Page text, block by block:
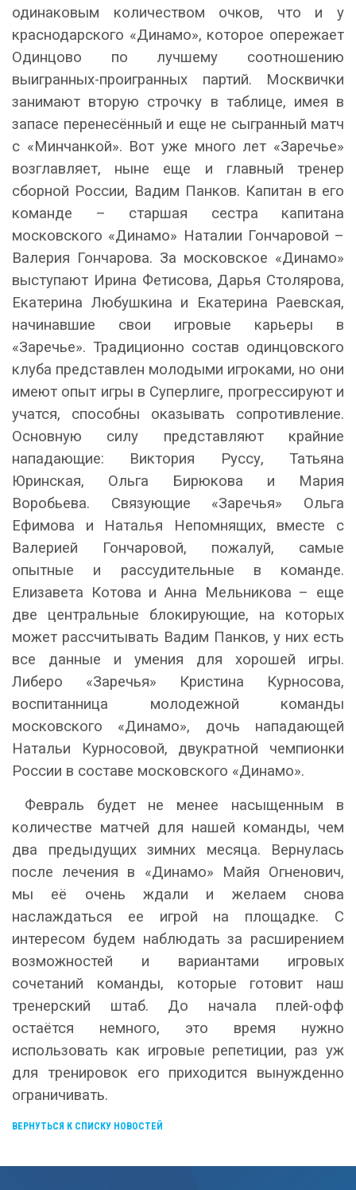
одинаковым количеством очков, что и у
краснодарского «Динамо», которое опережает
Одинцово по лучшему соотношению
выигранных-проигранных партий. Москвички
занимают вторую строчку в таблице, имея в
запасе перенесённый и еще не сыгранный матч
с «Минчанкой». Вот уже много лет «Заречье»
возглавляет, ныне еще и главный тренер
сборной России, Вадим Панков. Капитан в его
команде – старшая сестра капитана
московского «Динамо» Наталии Гончаровой –
Валерия Гончарова. За московское «Динамо»
выступают Ирина Фетисова, Дарья Столярова,
Екатерина Любушкина и Екатерина Раевская,
начинавшие свои игровые карьеры в
«Заречье». Традиционно состав одинцовского
клуба представлен молодыми игроками, но они
имеют опыт игры в Суперлиге, прогрессируют и
учатся, способны оказывать сопротивление.
Основную силу представляют крайние
нападающие: Виктория Руссу, Татьяна
Юринская, Ольга Бирюкова и Мария
Воробьева. Связующие «Заречья» Ольга
Ефимова и Наталья Непомнящих, вместе с
Валерией Гончаровой, пожалуй, самые
опытные и рассудительные в команде.
Елизавета Котова и Анна Мельникова – еще
две центральные блокирующие, на которых
может рассчитывать Вадим Панков, у них есть
все данные и умения для хорошей игры.
Либеро «Заречья» Кристина Курносова,
воспитанница молодежной команды
московского «Динамо», дочь нападающей
Натальи Курносовой, двукратной чемпионки
России в составе московского «Динамо».
Февраль будет не менее насыщенным в
количестве матчей для нашей команды, чем
два предыдущих зимних месяца. Вернулась
после лечения в «Динамо» Майя Огненович,
мы её очень ждали и желаем снова
наслаждаться ее игрой на площадке. С
интересом будем наблюдать за расширением
возможностей и вариантами игровых
сочетаний команды, которые готовит наш
тренерский штаб. До начала плей-офф
остаётся немного, это время нужно
использовать как игровые репетиции, раз уж
для тренировок его приходится вынужденно
ограничивать.
ВЕРНУТЬСЯ К СПИСКУ НОВОСТЕЙ